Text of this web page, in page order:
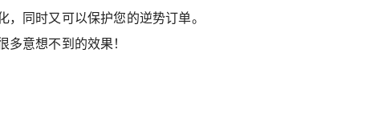
同时又可以保护您的逆势订单。
多意想不到的效果！